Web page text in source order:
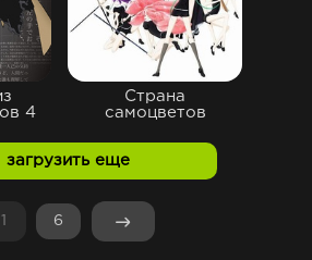
4
Страна
самоцветов
загрузить еще
1 6